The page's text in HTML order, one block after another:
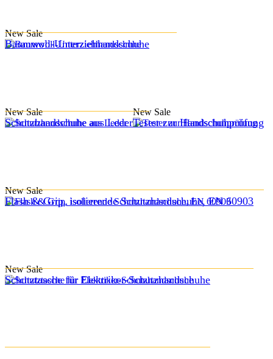
New Sale
Baumwoll-Unterziehhandschuhe
New Sale
Schutzhandschuhe aus Leder
New Sale
Tester zur Handschuhprüfung
New Sale
Flash & Grip, isolierende Schutzhandschuhe, EN 60903
New Sale
Schutztasche für Elektriker-Schutzhandschuhe